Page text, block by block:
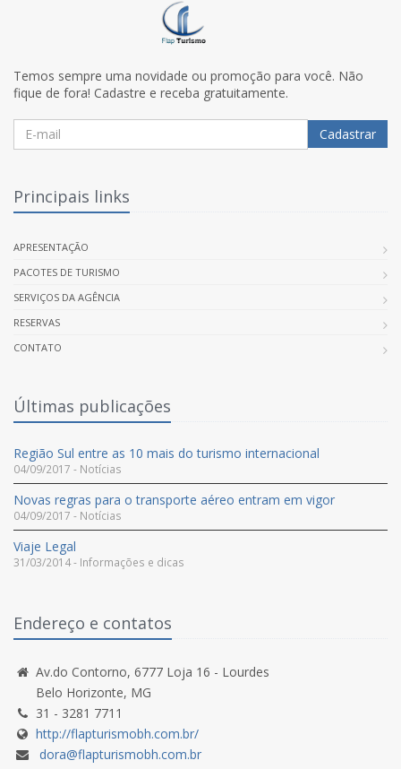
Temos sempre uma novidade ou promoção para você. Não
fique de fora! Cadastre e receba gratuitamente.
Cadastrar
Principais links
APRESENTAÇÃO
PACOTES DE TURISMO
SERVIÇOS DA AGÊNCIA
RESERVAS
CONTATO
Últimas publicações
Região Sul entre as 10 mais do turismo internacional
04/09/2017 - Notícias
Novas regras para o transporte aéreo entram em vigor
04/09/2017 - Notícias
Viaje Legal
31/03/2014 - Informações e dicas
Endereço e contatos
Av.do Contorno, 6777 Loja 16 - Lourdes
Belo Horizonte, MG
31 - 3281 7711
http://flapturismobh.com.br/
dora@flapturismobh.com.br